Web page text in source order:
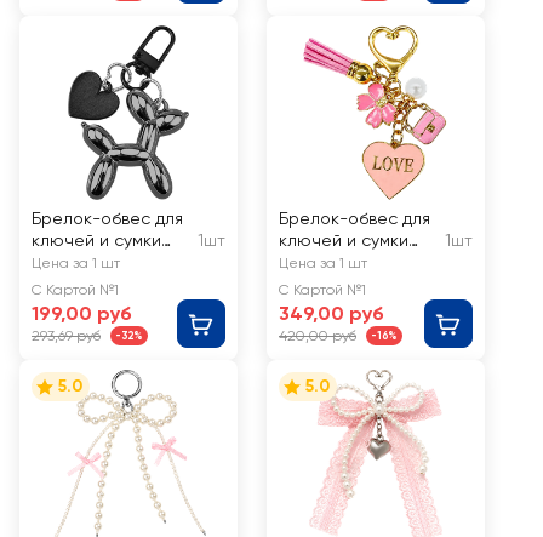
Брелок-обвес для
ключей и сумки
CITY HOME TRADE
Собачка, хром,
Арт. TRIN28
1шт
Цена за 1 шт
С Картой №1
199,00 руб
293,69 руб -32%
Брелок-обвес для
ключей и сумки
CITY HOME TRADE
Париж, Арт. TRIN33
1шт
Цена за 1 шт
С Картой №1
349,00 руб
420,00 руб -16%
5.0 5.0